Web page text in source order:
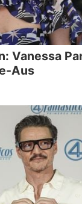
Vanessa
Aus